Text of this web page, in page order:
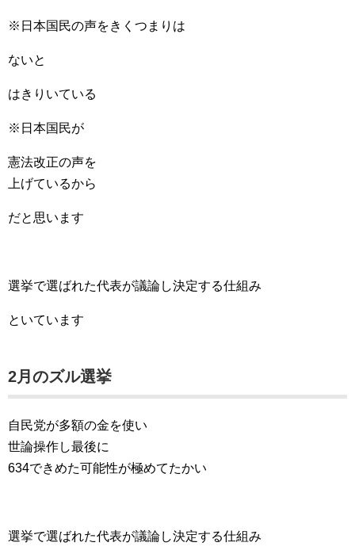
※日本国民の声をきくつまりは
ないと
はきりいている
※日本国民が
憲法改正の声を
上げているから
だと思います
選挙で選ばれた代表が議論し決定する仕組み
といています
2月のズル選挙
自民党が多額の金を使い
世論操作し最後に
634できめた可能性が極めてたかい
選挙で選ばれた代表が議論し決定する仕組み